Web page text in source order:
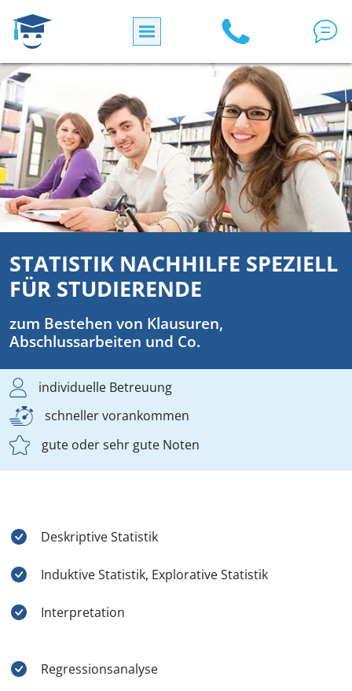
STATISTIK NACHHILFE SPEZIELL
FÜR STUDIERENDE
zum Bestehen von Klausuren,
Abschlussarbeiten und Co.
individuelle Betreuung
schneller vorankommen
gute oder sehr gute Noten
Deskriptive Statistik
Induktive Statistik, Explorative Statistik
Interpretation
Regressionsanalyse